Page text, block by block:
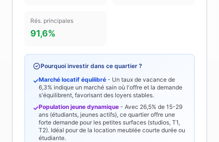
Rés. principales
91,6%
Pourquoi investir dans ce quartier ?
✓Marché locatif équilibré - Un taux de vacance de
6,3% indique un marché sain où l'offre et la demande
s'équilibrent, favorisant des loyers stables.
✓Population jeune dynamique - Avec 26,5% de 15-29
ans (étudiants, jeunes actifs), ce quartier offre une
forte demande pour les petites surfaces (studios, T1,
T2). Idéal pour de la location meublée courte durée ou
étudiante.